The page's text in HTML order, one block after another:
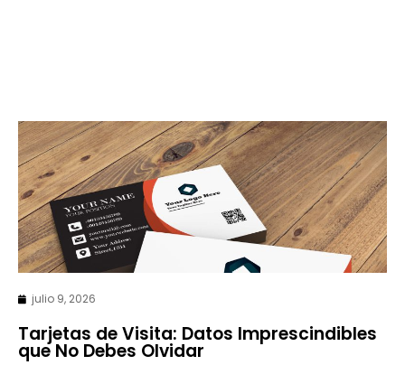
julio 9, 2026
Tarjetas de Visita: Datos Imprescindibles
que No Debes Olvidar